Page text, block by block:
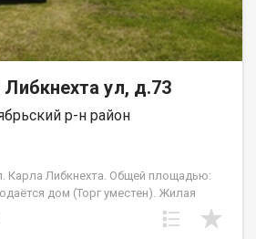
ул, д.73
р-н район
Карла Либкнехта. Общей площадью:
дом (Торг уместен). Жилая
квадратных метров, кухня 10
построен в 1956 году, оформлен как